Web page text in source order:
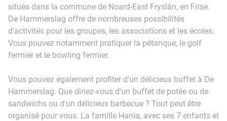
situés dans la commune de Noard-East Fryslân, en Frise.
De Hammerslag offre de nombreuses possibilités
d'activités pour les groupes, les associations et les écoles.
Vous pouvez notamment pratiquer la pétanque, le golf
fermier et le bowling fermier.
Vous pouvez également profiter d'un délicieux buffet à De
Hammerslag. Que diriez-vous d'un buffet de potée ou de
sandwichs ou d'un délicieux barbecue ? Tout peut être
organisé pour vous. La famille Hania, avec ses 7 enfants et